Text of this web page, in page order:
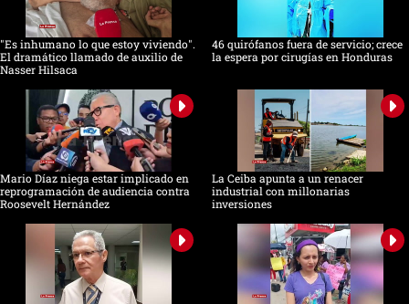
"Es inhumano lo que estoy viviendo".
El dramático llamado de auxilio de
Nasser Hilsaca
46 quirófanos fuera de servicio; crece
la espera por cirugías en Honduras
Mario Díaz niega estar implicado en
reprogramación de audiencia contra
Roosevelt Hernández
La Ceiba apunta a un renacer
industrial con millonarias
inversiones